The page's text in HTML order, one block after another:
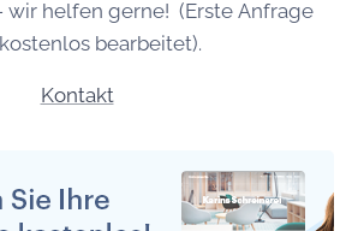
helfen gerne! (Erste Anfrage
bearbeitet).
Kontakt